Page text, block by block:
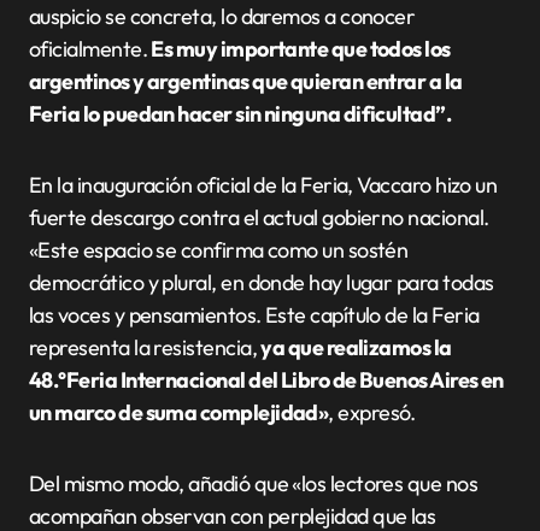
auspicio se concreta, lo daremos a conocer
oficialmente.Es muy importante que todos los
argentinos y argentinas que quieran entrar a la
Feria lo puedan hacer sin ninguna dificultad”.
En la inauguración oficial de la Feria, Vaccaro hizo un
fuerte descargo contra el actual gobierno nacional.
«Este espacio se confirma como un sostén
democrático y plural, en donde hay lugar para todas
las voces y pensamientos. Este capítulo de la Feria
representa la resistencia,ya que realizamos la
48.°Feria Internacional del Libro de Buenos Aires en
un marco de suma complejidad», expresó.
Del mismo modo, añadió que «los lectores que nos
acompañan observan con perplejidad que las